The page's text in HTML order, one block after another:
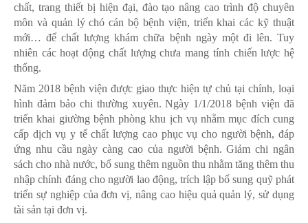
chất, trang thiết bị hiện đại, đào tạo nâng cao trình độ chuyên
môn và quản lý chó cán bộ bệnh viện, triển khai các kỹ thuật
mới… để chất lượng khám chữa bệnh ngày một đi lên. Tuy
nhiên các hoạt động chất lượng chưa mang tính chiến lược hệ
thống.
Năm 2018 bệnh viện được giao thực hiện tự chủ tại chính, loại
hình đảm bảo chi thường xuyên. Ngày 1/1/2018 bệnh viện đã
triển khai giường bệnh phòng khu ịch vụ nhằm mục đích cung
cấp dịch vụ y tế chất lượng cao phục vụ cho người bệnh, đáp
ứng nhu cầu ngày càng cao của người bệnh. Giảm chi ngân
sách cho nhà nước, bổ sung thêm nguồn thu nhằm tăng thêm thu
nhập chính đáng cho người lao động, trích lập bổ sung quỹ phát
triển sự nghiệp của đơn vị, nâng cao hiệu quả quản lý, sử dụng
tài sản tại đơn vị.